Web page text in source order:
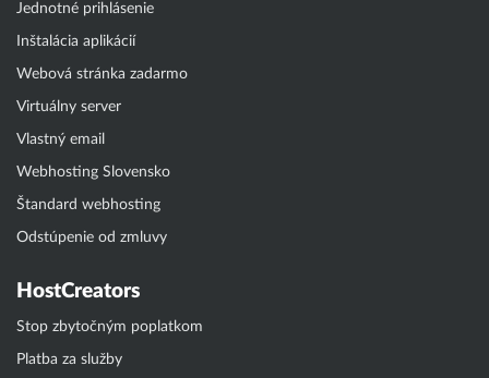
Jednotné prihlásenie
Inštalácia aplikácií
Webová stránka zadarmo
Virtuálny server
Vlastný email
Webhosting Slovensko
Štandard webhosting
Odstúpenie od zmluvy
HostCreators
Stop zbytočným poplatkom
Platba za služby